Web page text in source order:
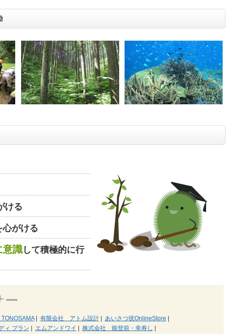
ける
心がける
意識して積極的に行
ー
| 有限会社 アトム設計| あいさつ状OnlineStore
ィ プラン エムアンドワイ 株式会社 能登前・幸寿し